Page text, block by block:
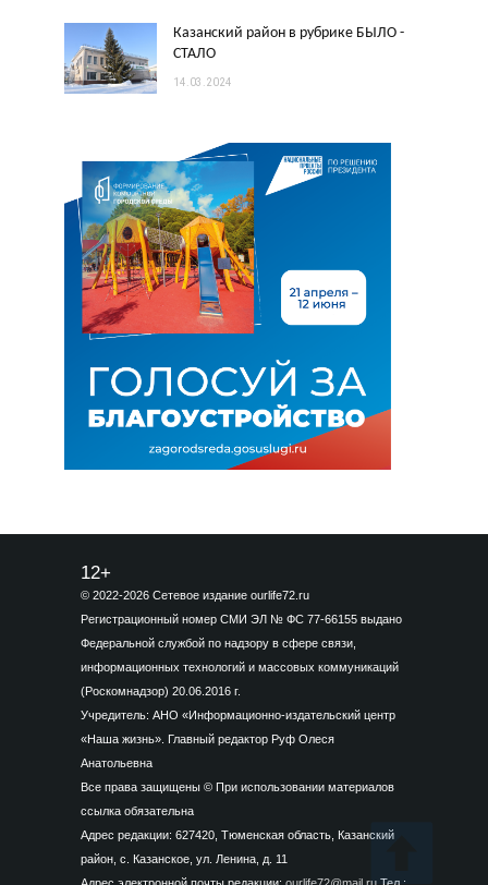
Казанский район в рубрике БЫЛО -
СТАЛО
14.03.2024
12+
© 2022-2026 Сетевое издание ourlife72.ru
Регистрационный номер СМИ ЭЛ № ФС 77-66155 выдано
Федеральной службой по надзору в сфере связи,
информационных технологий и массовых коммуникаций
(Роскомнадзор) 20.06.2016 г.
Учредитель: АНО «Информационно-издательский центр
«Наша жизнь». Главный редактор Руф Олеся
Анатольевна
Все права защищены © При использовании материалов
ссылка обязательна
Адрес редакции: 627420, Тюменская область, Казанский
район, с. Казанское, ул. Ленина, д. 11